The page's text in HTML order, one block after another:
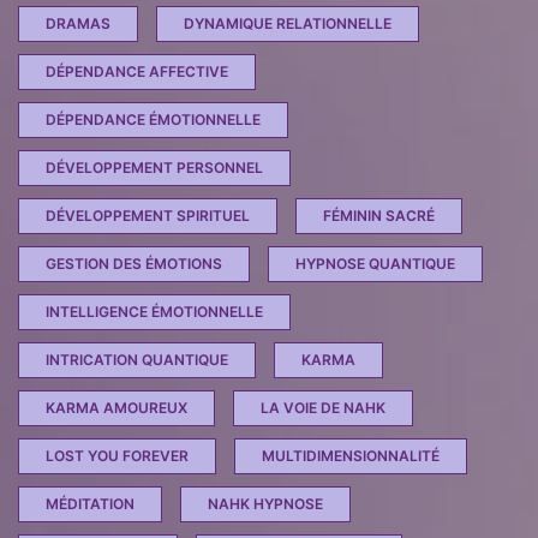
DRAMAS DYNAMIQUE RELATIONNELLE
DÉPENDANCE AFFECTIVE
DÉPENDANCE ÉMOTIONNELLE
DÉVELOPPEMENT PERSONNEL
DÉVELOPPEMENT SPIRITUEL FÉMININ SACRÉ
GESTION DES ÉMOTIONS HYPNOSE QUANTIQUE
INTELLIGENCE ÉMOTIONNELLE
INTRICATION QUANTIQUE KARMA
KARMA AMOUREUX LA VOIE DE NAHK
LOST YOU FOREVER MULTIDIMENSIONNALITÉ
MÉDITATION NAHK HYPNOSE